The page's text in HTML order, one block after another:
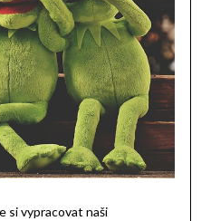
si vypracovat naši